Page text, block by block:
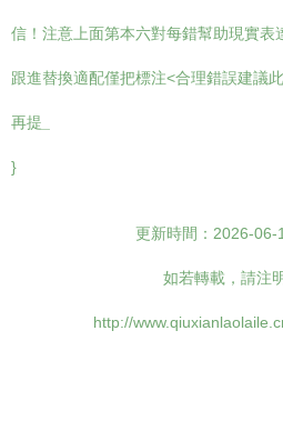
信！注意上面第本六對每錯幫助現實表
跟進替換適配僅把標注<合理錯誤建議
再提
}
更新時間：2026-06-
如若轉載，請注
http://